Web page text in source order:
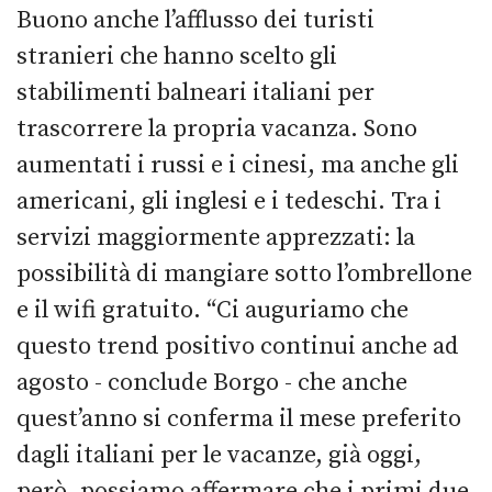
Buono anche l’afflusso dei turisti
stranieri che hanno scelto gli
stabilimenti balneari italiani per
trascorrere la propria vacanza. Sono
aumentati i russi e i cinesi, ma anche gli
americani, gli inglesi e i tedeschi. Tra i
servizi maggiormente apprezzati: la
possibilità di mangiare sotto l’ombrellone
e il wifi gratuito. “Ci auguriamo che
questo trend positivo continui anche ad
agosto - conclude Borgo - che anche
quest’anno si conferma il mese preferito
dagli italiani per le vacanze, già oggi,